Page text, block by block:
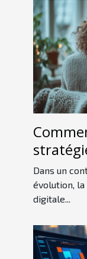
Dans un
évolution, la
digitale...